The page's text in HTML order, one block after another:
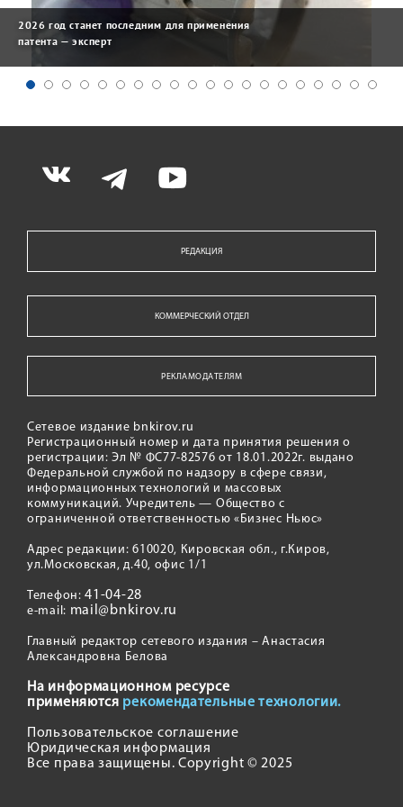
2026 год станет последним для применения
патента — эксперт
РЕДАКЦИЯ
КОММЕРЧЕСКИЙ ОТДЕЛ
РЕКЛАМОДАТЕЛЯМ
Сетевое издание bnkirov.ru
Регистрационный номер и дата принятия решения о
регистрации: Эл № ФС77-82576 от 18.01.2022г. выдано
Федеральной службой по надзору в сфере связи,
информационных технологий и массовых
коммуникаций. Учредитель — Общество с
ограниченной ответственностью «Бизнес Ньюс»
Адрес редакции: 610020, Кировская обл., г.Киров,
ул.Московская, д.40, офис 1/1
Телефон:41-04-28
e-mail: mail@bnkirov.ru
Главный редактор сетевого издания – Анастасия
Александровна Белова
На информационном ресурсе
применяются рекомендательные технологии.
Пользовательское соглашение
Юридическая информация
Все права защищены. Copyright © 2025